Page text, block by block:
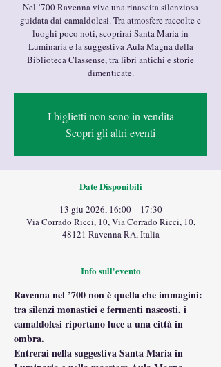
Nel ’700 Ravenna vive una rinascita silenziosa
guidata dai camaldolesi. Tra atmosfere raccolte e
luoghi poco noti, scoprirai Santa Maria in
Luminaria e la suggestiva Aula Magna della
Biblioteca Classense, tra libri antichi e storie
dimenticate.
I biglietti non sono in vendita
Scopri gli altri eventi
Date Disponibili
13 giu 2026, 16:00 – 17:30
Via Corrado Ricci, 10, Via Corrado Ricci, 10,
48121 Ravenna RA, Italia
Info sull'evento
Ravenna nel ’700 non è quella che immagini:
tra silenzi monastici e fermenti nascosti, i
camaldolesi riportano luce a una città in
ombra.
Entrerai nella suggestiva Santa Maria in